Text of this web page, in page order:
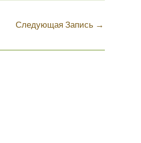
Следующая Запись →